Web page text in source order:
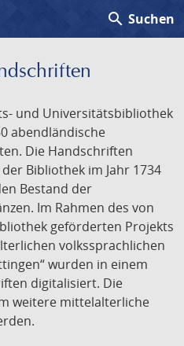
search Suchen
und Universitätsbibliothek
abendländische
Die Handschriften
Bibliothek im Jahr 1734
Bestand der
Im Rahmen des von
geförderten Projekts
volkssprachlichen
wurden in einem
digitalisiert. Die
weitere mittelalterliche